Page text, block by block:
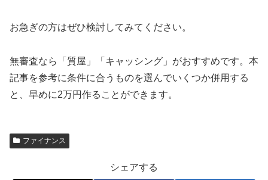
お急ぎの方はぜひ検討してみてください。
無審査なら「質屋」「キャッシング」がおすすめです。本
記事を参考に条件に合うものを選んでいくつか併用する
と、早めに2万円作ることができます。
ファイナンス
シェアする